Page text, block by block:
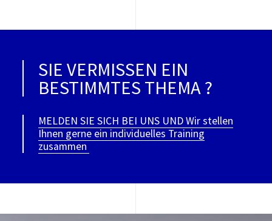
SIE VERMISSEN EIN
BESTIMMTES THEMA ?
MELDEN SIE SICH BEI UNS UND Wir stellen
Ihnen gerne ein individuelles Training
zusammen